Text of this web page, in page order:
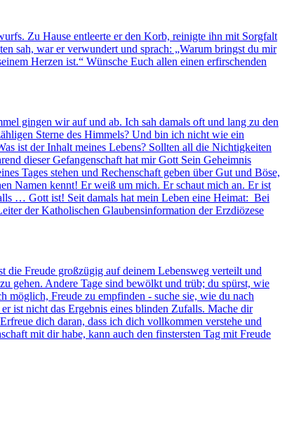
Zu Hause entleerte er den Korb, reinigte ihn mit Sorgfalt
sah, war er verwundert und sprach: „Warum bringst du mir
Herzen ist.“ Wünsche Euch allen einen erfirschenden
gingen wir auf und ab. Ich sah damals oft und lang zu den
Sterne des Himmels? Und bin ich nicht wie ein
ist der Inhalt meines Lebens? Sollten all die Nichtigkeiten
dieser Gefangenschaft hat mir Gott Sein Geheimnis
Tages stehen und Rechenschaft geben über Gut und Böse,
Namen kennt! Er weiß um mich. Er schaut mich an. Er ist
… Gott ist! Seit damals hat mein Leben eine Heimat: Bei
der Katholischen Glaubensinformation der Erzdiözese
Freude großzügig auf deinem Lebensweg verteilt und
gehen. Andere Tage sind bewölkt und trüb; du spürst, wie
möglich, Freude zu empfinden - suche sie, wie du nach
ist nicht das Ergebnis eines blinden Zufalls. Mache dir
dich daran, dass ich dich vollkommen verstehe und
mit dir habe, kann auch den finstersten Tag mit Freude